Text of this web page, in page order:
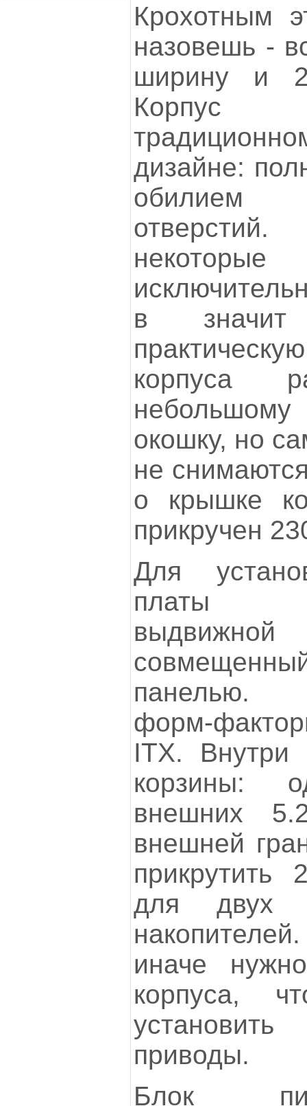
Крохотным
назовешь -
ширину и
Корпус
дизайне:
обилием
в
корпуса
окошку, но
не
о крышке
прикручен
Для
платы
панелью.
форм-
ITX. Внутри
корзины:
внешних
внешней
прикрутить
для двух
иначе
корпуса,
приводы.
Блок